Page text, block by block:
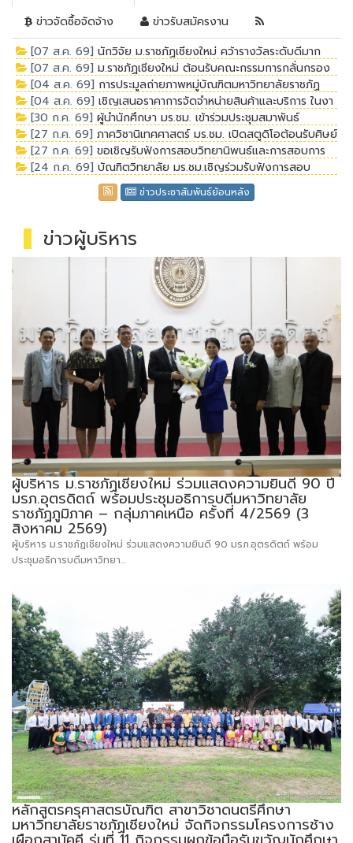
ข่าวจัดซื้อจัดจ้าง
ข่าวรับสมัครงาน
[07 ส.ค. 69] นักวิจัย ม.ราชภัฏเชียงใหม่ คว้ารางวัลระดับดีมาก
APPTech EXPO 2026 พัฒนานวัตกรรมไมโครแคปซูลพร้อมใช้
ต่อยอดผลิตภัณฑ์ชุมชน
[07 ส.ค. 69] ม.ราชภัฏเชียงใหม่ ต้อนรับคณะกรรมการกลั่นกรอง
การประกวดผ้าลายพระราชทาน ประจำปี 2569 ระดับจังหวัด
[04 ส.ค. 69] การประมูลถ่ายภาพหมู่บัณฑิตมหาวิทยาลัยราชภัฏ
เชียงใหม่ ประจำปีการศึกษา 2567-2568
[04 ส.ค. 69] เชิญเสนอราคาการจัดจำหน่ายสินค้าและบริการ ในงา
นบัณฑิตานุสรณ์และงานพิธีพระราชทานปริญญาบัตรมหาวิทยาลัย
ราชภัฏในเขตภาคเหนือตอนบน
[30 ก.ค. 69] ผู้นำนักศึกษา มร.ชม. เข้าร่วมประชุมสมาพันธ์
นักศึกษามหาวิทยาลัยราชภัฏแห่งประเทศไทย สร้างเครือข่ายผู้นำ
นักศึกษาทั่วประเทศ
[27 ก.ค. 69] ภาควิชานิเทศศาสตร์ มร.ชม. เปิดสตูดิโอต้อนรับศิษย์
เก่า เยือนรั้วดำ - เหลืองบันทึกเทปรายการ "we are cmru เพราะเรา
คือคนราชภัฏเชียงใหม่"
[27 ก.ค. 69] ขอเชิญรับฟังการสอบวิทยานิพนธ์และการสอบการ
ค้นคว้าอิสระ สาขาวิชาการบริหารการศึกษา ในเดือนสิงหาคม 2569 นี้
[24 ก.ค. 69] บัณฑิตวิทยาลัย มร.ชม.เชิญร่วมรับฟังการสอบ
วิทยานิพนธ์ กลุ่มวิชาการจัดการเรียนรู้ การประถมศึกษา
ข่าวประชาสัมพันธ์ย้อนหลัง
ข่าวผู้บริหาร
ผู้บริหาร ม.ราชภัฏเชียงใหม่ ร่วมแสดงความยินดี 90 ปี
มรภ.อุตรดิตถ์ พร้อมประชุมอธิการบดีมหาวิทยาลัย
ราชภัฏภูมิภาค – กลุ่มภาคเหนือ ครั้งที่ 4/2569 (3
สิงหาคม 2569)
ผู้บริหาร ม.ราชภัฏเชียงใหม่ ร่วมแสดงความยินดี 90 มรภ.อุตรดิตถ์ พร้อม
ประชุมอธิการบดีมหาวิทยา...
หลักสูตรครุศาสตรบัณฑิต สาขาวิชาดนตรีศึกษา
มหาวิทยาลัยราชภัฏเชียงใหม่ จัดกิจกรรมโครงการช้าง